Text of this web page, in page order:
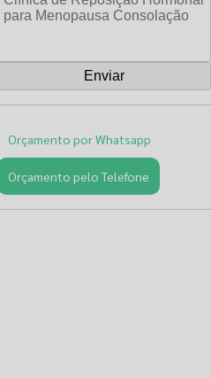
Orçamento por Whatsapp
Orçamento pelo Telefone